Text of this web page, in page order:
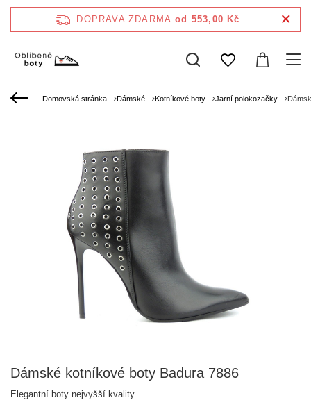
DOPRAVA ZDARMA od 553,00 Kč
Domovská stránka Dámské Kotníkové boty Jarní polokozačky
Dámské kotníkové boty Badura 7886
Elegantní boty nejvyšší kvality..